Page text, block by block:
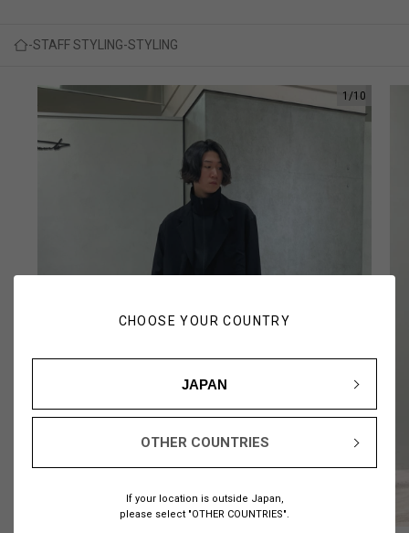
CHOOSE YOUR COUNTRY
JAPAN
OTHER COUNTRIES
If your location is outside Japan,
please select "OTHER COUNTRIES".
STAFF STYLING STYLING
1 /10